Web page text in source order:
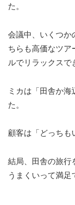
た。
会議中、いくつか
ちらも高価なツア
ルでリラックスで
ミカは「田舎か
た。
顧客は「どっちも
結局、田舎の旅行
うまくいって満足